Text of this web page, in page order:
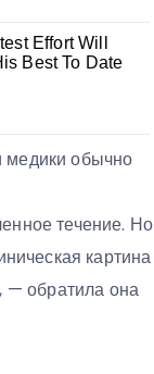
медики обычно
течение. Но
картина
— обратила она